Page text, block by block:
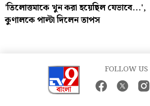
'তিলোত্তমাকে খুন করা হয়েছিল যেভাবে...',
কুণালকে পাল্টা দিলেন তাপস
FOLLOW